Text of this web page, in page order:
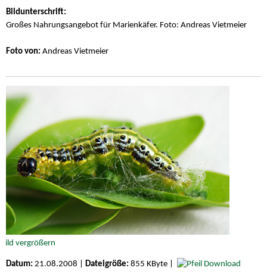
Bildunterschrift:
Großes Nahrungsangebot für Marienkäfer. Foto: Andreas Vietmeier
Foto von: Andreas Vietmeier
Datum: 21.08.2008 | Dateigröße: 855 KByte | Download